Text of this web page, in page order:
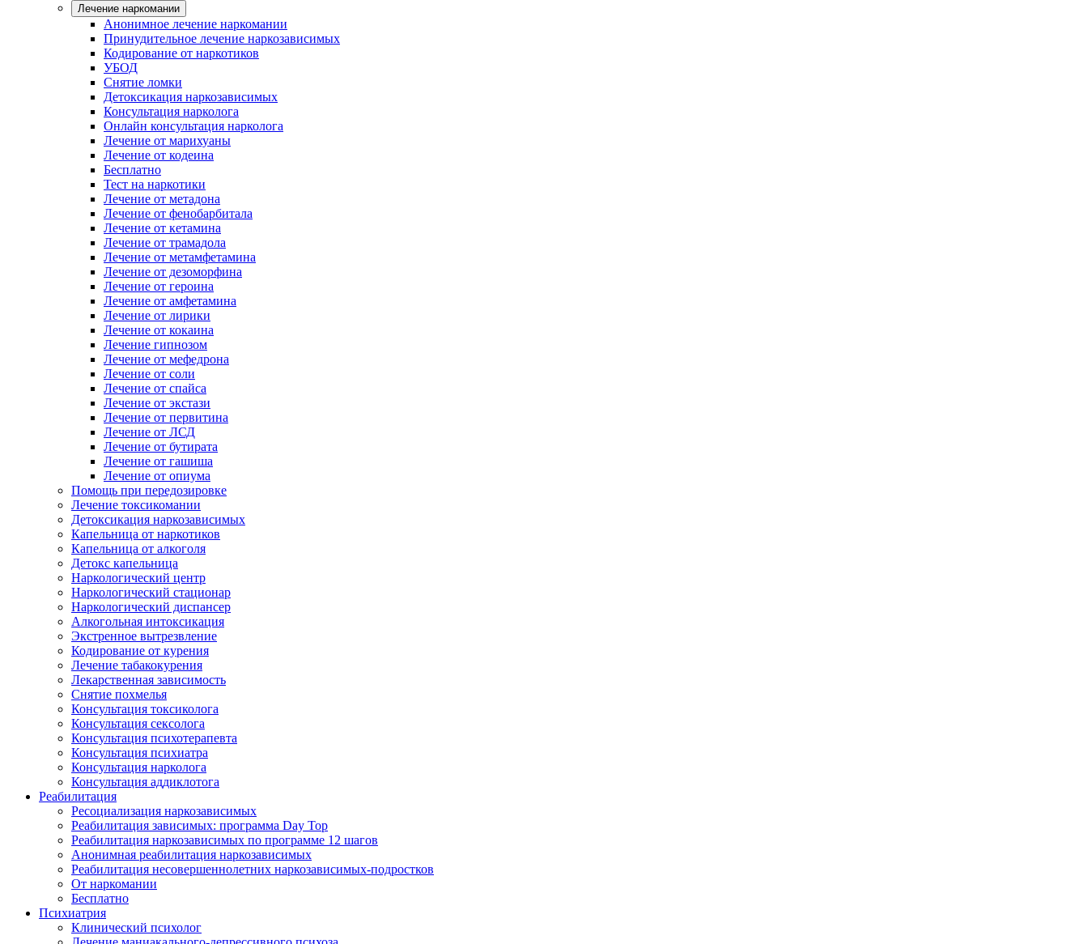
Лечение наркомании
Анонимное лечение наркомании
Принудительное лечение наркозависимых
Кодирование от наркотиков
УБОД
Снятие ломки
Детоксикация наркозависимых
Консультация нарколога
Онлайн консультация нарколога
Лечение от марихуаны
Лечение от кодеина
Бесплатно
Тест на наркотики
Лечение от метадона
Лечение от фенобарбитала
Лечение от кетамина
Лечение от трамадола
Лечение от метамфетамина
Лечение от дезоморфина
Лечение от героина
Лечение от амфетамина
Лечение от лирики
Лечение от кокаина
Лечение гипнозом
Лечение от мефедрона
Лечение от соли
Лечение от спайса
Лечение от экстази
Лечение от первитина
Лечение от ЛСД
Лечение от бутирата
Лечение от гашиша
Лечение от опиума
Помощь при передозировке
Лечение токсикомании
Детоксикация наркозависимых
Капельница от наркотиков
Капельница от алкоголя
Детокс капельница
Наркологический центр
Наркологический стационар
Наркологический диспансер
Алкогольная интоксикация
Экстренное вытрезвление
Кодирование от курения
Лечение табакокурения
Лекарственная зависимость
Снятие похмелья
Консультация токсиколога
Консультация сексолога
Консультация психотерапевта
Консультация психиатра
Консультация нарколога
Консультация аддиклотога
Реабилитация
Ресоциализация наркозависимых
Реабилитация зависимых: программа Day Top
Реабилитация наркозависимых по программе 12 шагов
Анонимная реабилитация наркозависимых
Реабилитация несовершеннолетних наркозависимых-подростков
От наркомании
Бесплатно
Психиатрия
Клинический психолог